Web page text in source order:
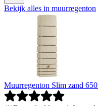
Bekijk alles in muurregenton
Muurregenton Slim zand